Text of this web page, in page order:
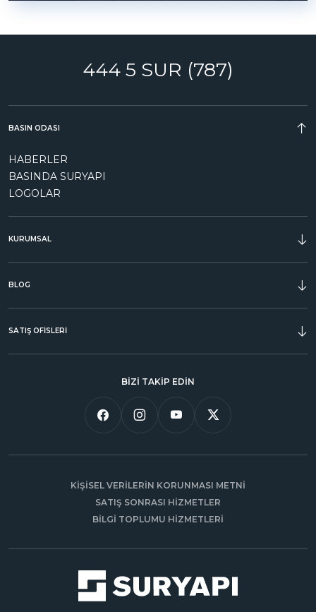
444 5 SUR (787)
BİZİ TAKİP EDİN
BASIN ODASI
HABERLER
BASINDA SURYAPI
LOGOLAR
KURUMSAL
BLOG
SATIŞ OFİSLERİ
KİŞİSEL VERİLERİN KORUNMASI METNİ
SATIŞ SONRASI HİZMETLER
BİLGİ TOPLUMU HİZMETLERİ